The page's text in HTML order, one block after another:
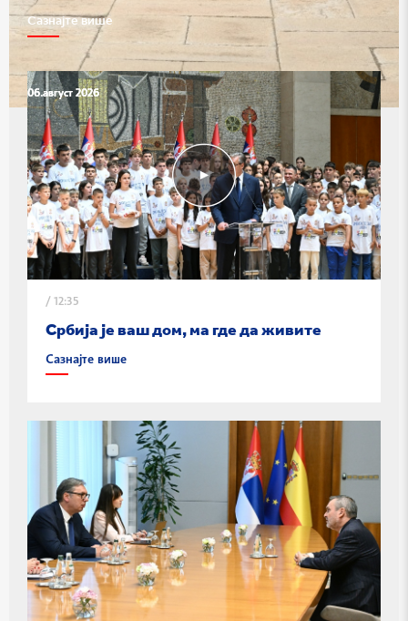
Сазнајте више
06.август 2026
/ 12:35
Србија је ваш дом, ма где да живите
Сазнајте више
06.август 2026
06.август 2026